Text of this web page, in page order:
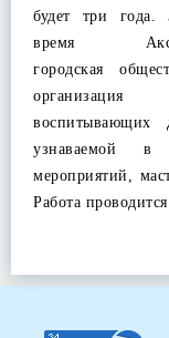
будет три года.
время
городская
организация
воспитывающих
узнаваемой в
мероприятий,
Работа